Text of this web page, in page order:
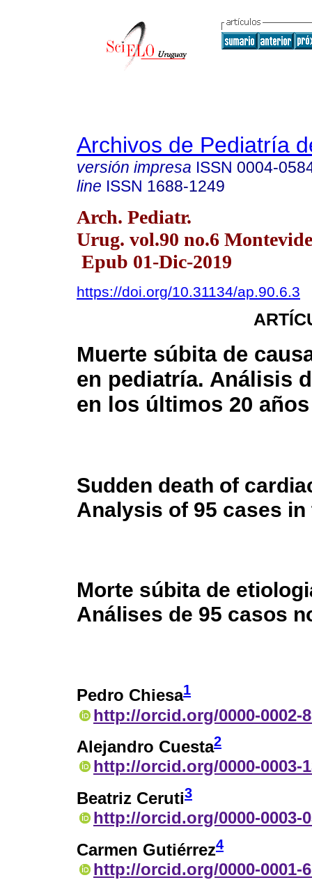
Archivos de Pediatría
versión impresa ISSN 0004-
line ISSN 1688-1249
Arch. Pediatr.
Urug. vol.90 no.6
Epub 01-Dic-2019
https://doi.org/10.31134/ap.90.6.3
Muerte súbita de
en pediatría. Análisis
en los últimos 20 años
Sudden death of
Analysis of 95 cases
Morte súbita de
Análises de 95 casos
Pedro Chiesa1
http://orcid.org/0000-0002-
Alejandro Cuesta2
http://orcid.org/0000-0003-
Beatriz Ceruti3
http://orcid.org/0000-0003-
Carmen Gutiérrez4
http://orcid.org/0000-0001-